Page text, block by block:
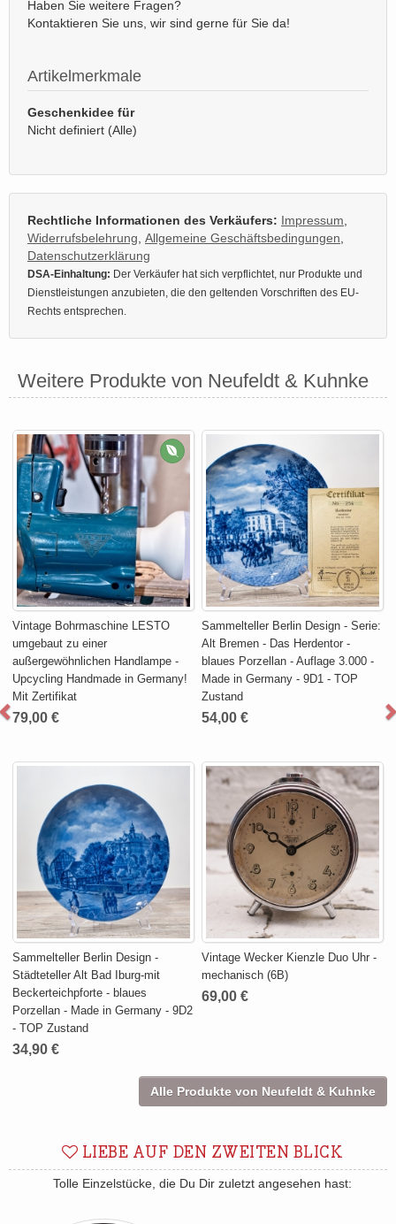
Haben Sie weitere Fragen?
Kontaktieren Sie uns, wir sind gerne für Sie da!
Artikelmerkmale
Geschenkidee für
Nicht definiert (Alle)
Rechtliche Informationen des Verkäufers: Impressum
Widerrufsbelehrung Allgemeine Geschäftsbedingungen
Datenschutzerklärung
DSA-Einhaltung: Der Verkäufer hat sich verpflichtet, nur Produkte und
Dienstleistungen anzubieten, die den geltenden Vorschriften des EU-
Rechts entsprechen.
Weitere Produkte von Neufeldt & Kuhnke
Vintage Bohrmaschine LESTO
umgebaut zu einer
außergewöhnlichen Handlampe -
Upcycling Handmade in Germany!
Mit Zertifikat
79,00 €
Sammelteller Berlin Design - Serie:
Alt Bremen - Das Herdentor -
blaues Porzellan - Auflage 3.000 -
Made in Germany - 9D1 - TOP
Zustand
54,00 €
Sammelteller Berlin Design -
Städteteller Alt Bad Iburg-mit
Beckerteichpforte - blaues
Porzellan - Made in Germany - 9D2
- TOP Zustand
34,90 €
Vintage Wecker Kienzle Duo Uhr -
mechanisch (6B)
69,00 €
Alle Produkte von Neufeldt & Kuhnke
LIEBE AUF DEN ZWEITEN BLICK
Tolle Einzelstücke, die Du Dir zuletzt angesehen hast: